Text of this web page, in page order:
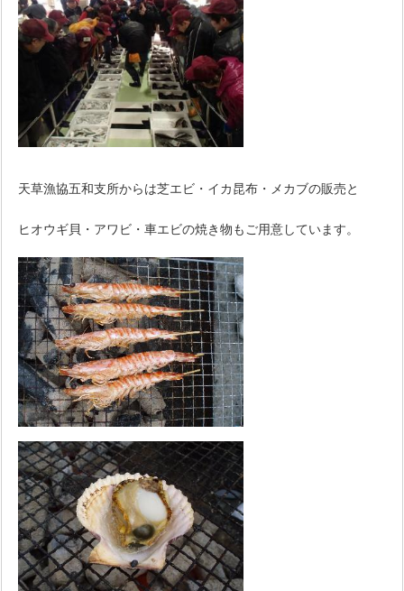
天草漁協五和支所からは芝エビ・イカ昆布・メカブの販売と
ヒオウギ貝・アワビ・車エビの焼き物もご用意しています。